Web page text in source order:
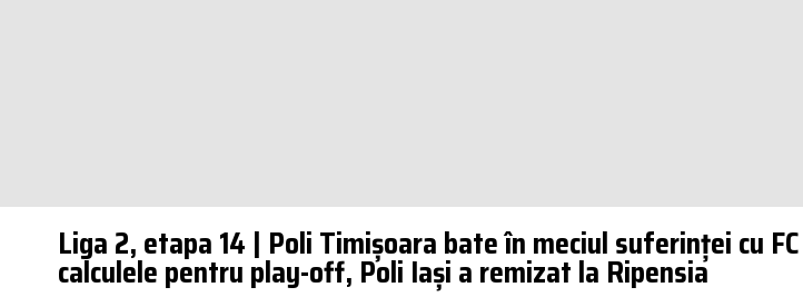
Liga 2, etapa 14 | Poli Timișoara bate în meciul suferinței cu
calculele pentru play-off, Poli Iași a remizat la Ripensia